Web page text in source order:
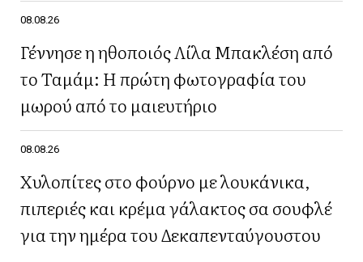
08.08.26
Γέννησε η ηθοποιός Λίλα Μπακλέση από
το Ταμάμ: Η πρώτη φωτογραφία του
μωρού από το μαιευτήριο
08.08.26
Χυλοπίτες στο φούρνο με λουκάνικα,
πιπεριές και κρέμα γάλακτος σα σουφλέ
για την ημέρα του Δεκαπενταύγουστου